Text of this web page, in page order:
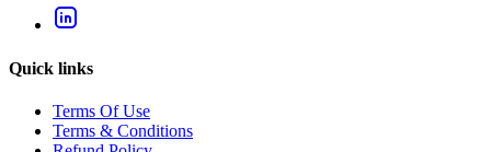
Quick links
Terms Of Use
Terms & Conditions